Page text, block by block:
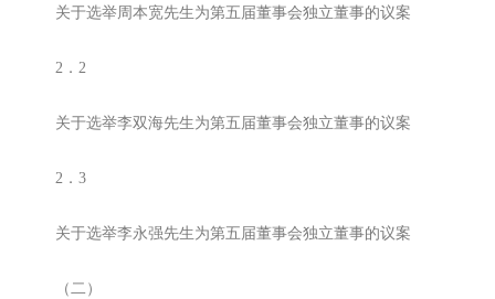
关于选举周本宽先生为第五届董事会独立董事的议案
2．2
关于选举李双海先生为第五届董事会独立董事的议案
2．3
关于选举李永强先生为第五届董事会独立董事的议案
（二）